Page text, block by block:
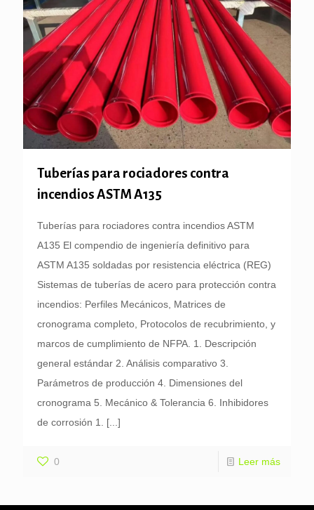
Tuberías para rociadores contra
incendios ASTM A135
Tuberías para rociadores contra incendios ASTM
A135 El compendio de ingeniería definitivo para
ASTM A135 soldadas por resistencia eléctrica (REG)
Sistemas de tuberías de acero para protección contra
incendios: Perfiles Mecánicos, Matrices de
cronograma completo, Protocolos de recubrimiento, y
marcos de cumplimiento de NFPA. 1. Descripción
general estándar 2. Análisis comparativo 3.
Parámetros de producción 4. Dimensiones del
cronograma 5. Mecánico & Tolerancia 6. Inhibidores
de corrosión 1.
[...]
0 Leer más